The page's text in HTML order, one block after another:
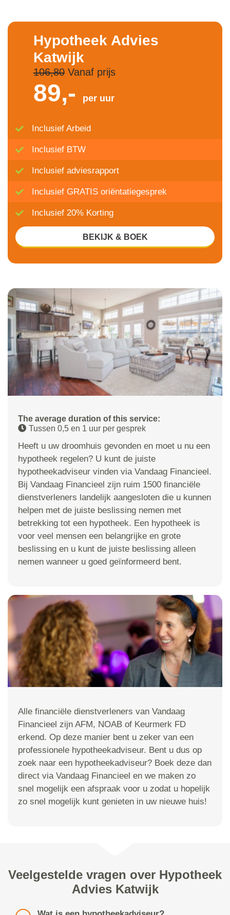
The average duration of this service:
Tussen 0,5 en 1 uur per gesprek
Heeft u uw droomhuis gevonden en moet u nu een
hypotheek regelen? U kunt de juiste
hypotheekadviseur vinden via Vandaag Financieel.
Bij Vandaag Financieel zijn ruim 1500 financiële
dienstverleners landelijk aangesloten die u kunnen
helpen met de juiste beslissing nemen met
betrekking tot een hypotheek. Een hypotheek is
voor veel mensen een belangrijke en grote
beslissing en u kunt de juiste beslissing alleen
nemen wanneer u goed geïnformeerd bent.
Hypotheek Advies
Katwijk
106,80Vanaf prijs
89,- per uur
Inclusief Arbeid
Inclusief BTW
Inclusief adviesrapport
Inclusief GRATIS oriëntatiegesprek
Inclusief 20% Korting
BEKIJK & BOEK
Alle financiële dienstverleners van Vandaag
Financieel zijn AFM, NOAB of Keurmerk FD
erkend. Op deze manier bent u zeker van een
professionele hypotheekadviseur. Bent u dus op
zoek naar een hypotheekadviseur? Boek deze dan
direct via Vandaag Financieel en we maken zo
snel mogelijk een afspraak voor u zodat u hopelijk
zo snel mogelijk kunt genieten in uw nieuwe huis!
Veelgestelde vragen over Hypotheek
Advies Katwijk